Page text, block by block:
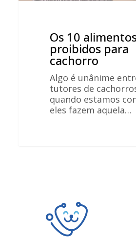
Os 10
proibidos para
cachorro
Algo é unânime
tutores de
quando estamos
eles fazem aquela…